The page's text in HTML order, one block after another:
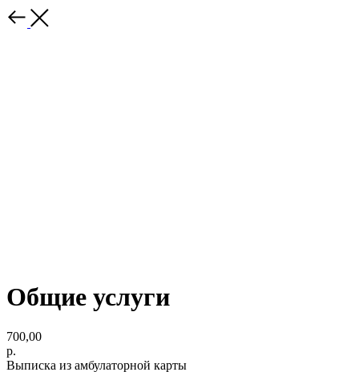
Общие услуги
700,00
р.
Выписка из амбулаторной карты